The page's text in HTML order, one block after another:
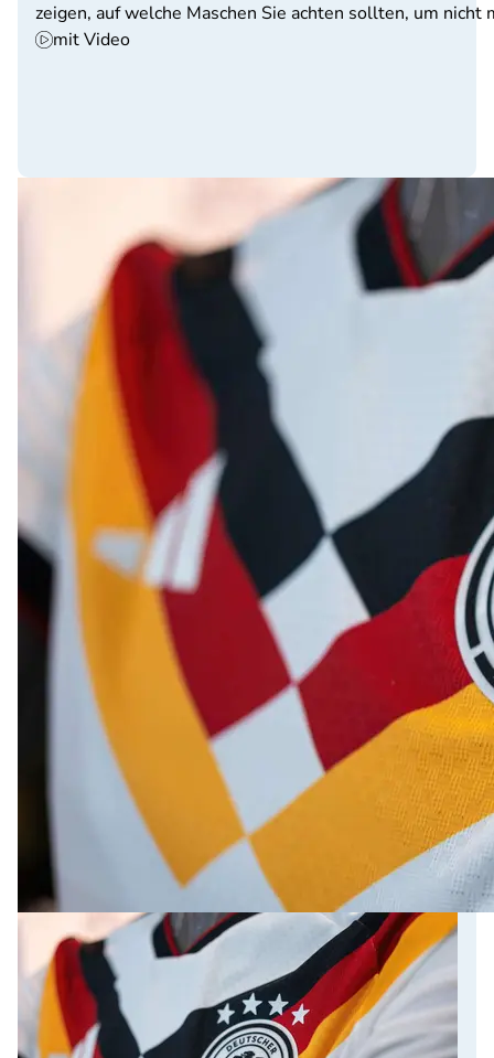
zeigen, auf welche Maschen Sie achten sollten, um
mit Video